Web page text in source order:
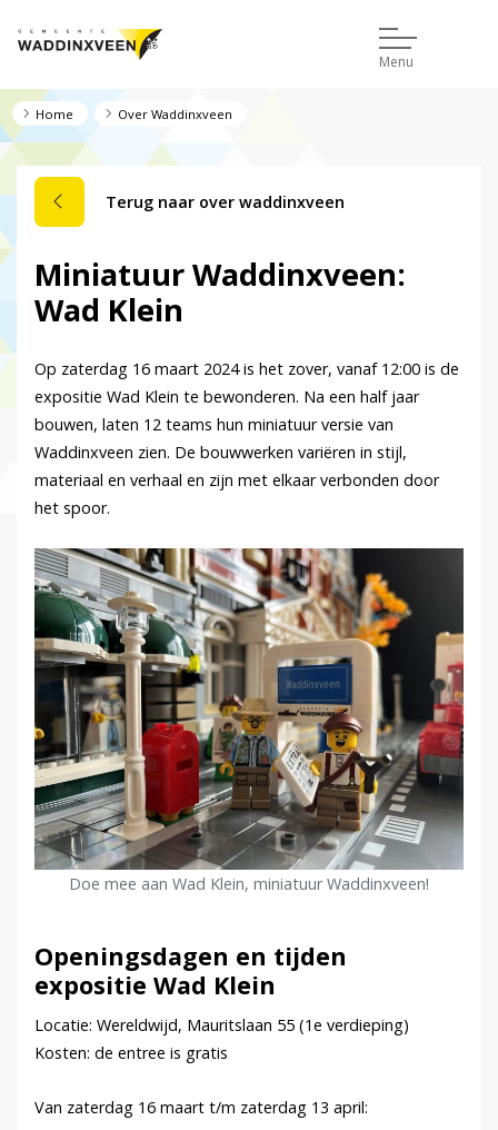
Menu
Home Over Waddinxveen
Terug naar over waddinxveen
Miniatuur Waddinxveen:
Wad Klein
Op zaterdag 16 maart 2024 is het zover, vanaf 12:00 is de
expositie Wad Klein te bewonderen. Na een half jaar
bouwen, laten 12 teams hun miniatuur versie van
Waddinxveen zien. De bouwwerken variëren in stijl,
materiaal en verhaal en zijn met elkaar verbonden door
het spoor.
Doe mee aan Wad Klein, miniatuur Waddinxveen!
Openingsdagen en tijden
expositie Wad Klein
Locatie: Wereldwijd, Mauritslaan 55 (1e verdieping)
Kosten: de entree is gratis
Van zaterdag 16 maart t/m zaterdag 13 april: